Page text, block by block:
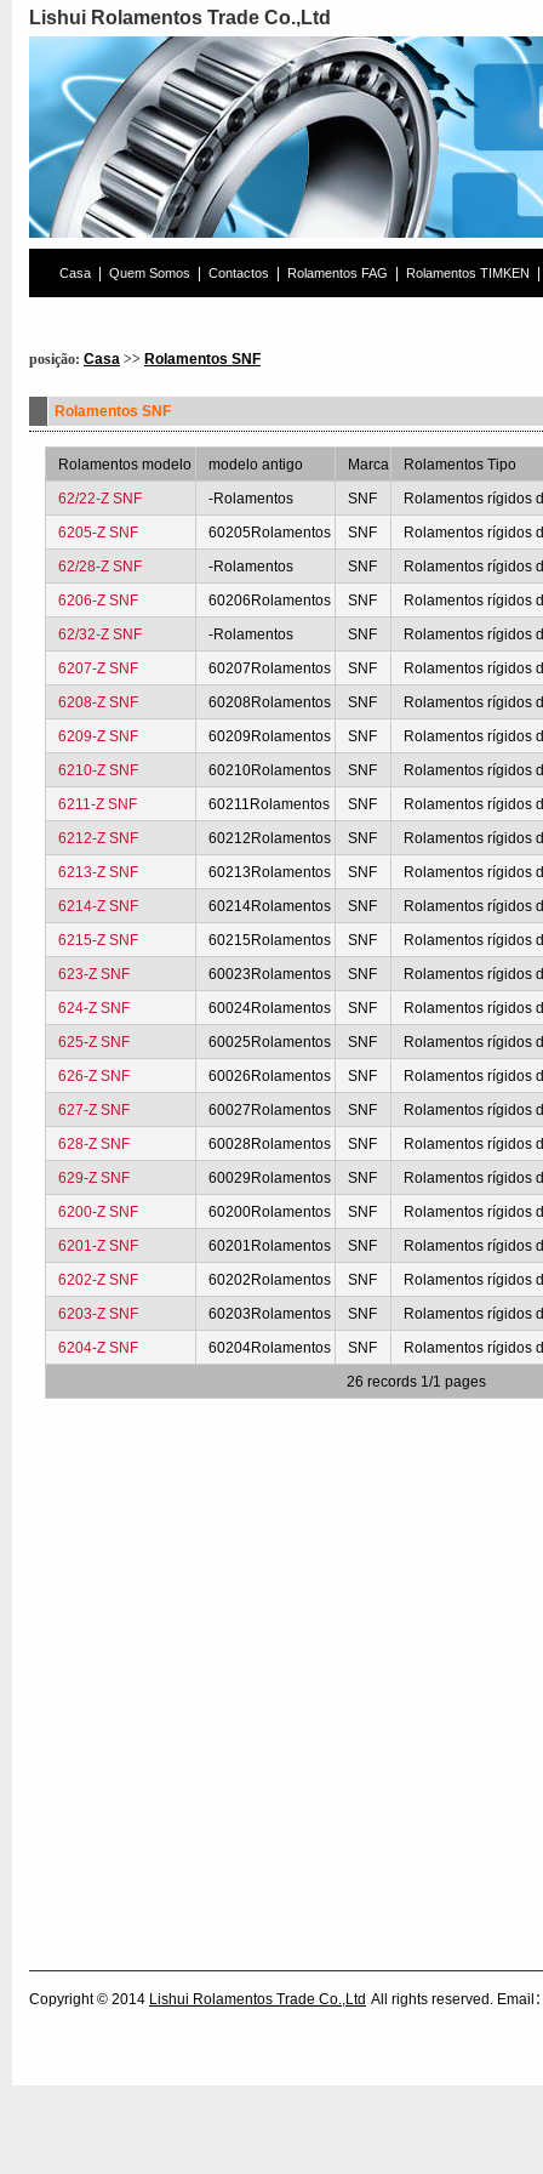
Lishui Rolamentos Trade Co.,Ltd
Casa Quem Somos Contactos Rolamentos FAG Rolamentos TIMKEN
posição: Casa >> Rolamentos SNF
Rolamentos SNF
Rolamentos modelo modelo antigo Marca
Rolamentos Tipo
62/22-Z SNF
-Rolamentos SNF
Rolamentos rígidos
6205-Z SNF
60205Rolamentos SNF
Rolamentos rígidos
62/28-Z SNF
-Rolamentos SNF
Rolamentos rígidos
6206-Z SNF
60206Rolamentos SNF
Rolamentos rígidos
62/32-Z SNF
-Rolamentos SNF
Rolamentos rígidos
6207-Z SNF
60207Rolamentos SNF
Rolamentos rígidos
6208-Z SNF
60208Rolamentos SNF
Rolamentos rígidos
6209-Z SNF
60209Rolamentos SNF
Rolamentos rígidos
6210-Z SNF
60210Rolamentos SNF
Rolamentos rígidos
6211-Z SNF
60211Rolamentos SNF
Rolamentos rígidos
6212-Z SNF
60212Rolamentos SNF
Rolamentos rígidos
6213-Z SNF
60213Rolamentos SNF
Rolamentos rígidos
6214-Z SNF
60214Rolamentos SNF
Rolamentos rígidos
6215-Z SNF
60215Rolamentos SNF
Rolamentos rígidos
623-Z SNF
60023Rolamentos SNF
Rolamentos rígidos
624-Z SNF
60024Rolamentos SNF
Rolamentos rígidos
625-Z SNF
60025Rolamentos SNF
Rolamentos rígidos
626-Z SNF
60026Rolamentos SNF
Rolamentos rígidos
627-Z SNF
60027Rolamentos SNF
Rolamentos rígidos
628-Z SNF
60028Rolamentos SNF
Rolamentos rígidos
629-Z SNF
60029Rolamentos SNF
Rolamentos rígidos
6200-Z SNF
60200Rolamentos SNF
Rolamentos rígidos
6201-Z SNF
60201Rolamentos SNF
Rolamentos rígidos
6202-Z SNF
60202Rolamentos SNF
Rolamentos rígidos
6203-Z SNF
60203Rolamentos SNF
Rolamentos rígidos
6204-Z SNF
60204Rolamentos SNF
Rolamentos rígidos
26 records 1/1 pages
Copyright © 2014 Lishui Rolamentos Trade Co.,Ltd All rights reserved. Email